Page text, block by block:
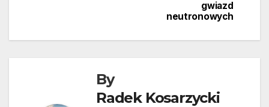
gwiazd
neutronowych
By
Radek Kosarzycki